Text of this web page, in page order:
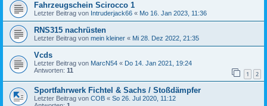
Fahrzeugschein Scirocco 1
Letzter Beitrag von Intruderjack66 « Mo 16. Jan 2023, 11:36
RNS315 nachrüsten
Letzter Beitrag von mein kleiner « Mi 28. Dez 2022, 21:35
Vcds
Letzter Beitrag von MarcN54 « Do 14. Jan 2021, 19:24
Antworten: 11 1 2
Sportfahrwerk Fichtel & Sachs / Stoßdämpfer
Letzter Beitrag von COB « So 26. Jul 2020, 11:12